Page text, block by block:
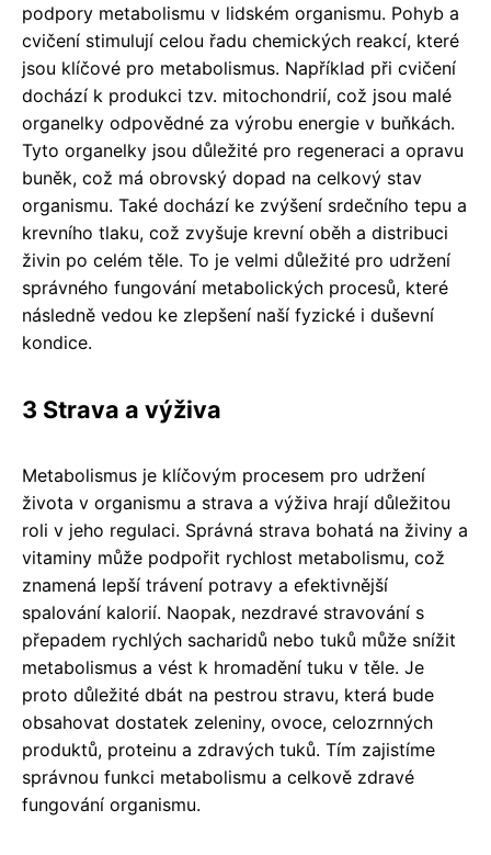
podpory metabolismu v lidském organismu. Pohyb a
cvičení stimulují celou řadu chemických reakcí, které
jsou klíčové pro metabolismus. Například při cvičení
dochází k produkci tzv. mitochondrií, což jsou malé
organelky odpovědné za výrobu energie v buňkách.
Tyto organelky jsou důležité pro regeneraci a opravu
buněk, což má obrovský dopad na celkový stav
organismu. Také dochází ke zvýšení srdečního tepu a
krevního tlaku, což zvyšuje krevní oběh a distribuci
živin po celém těle. To je velmi důležité pro udržení
správného fungování metabolických procesů, které
následně vedou ke zlepšení naší fyzické i duševní
kondice.
3 Strava a výživa
Metabolismus je klíčovým procesem pro udržení
života v organismu a strava a výživa hrají důležitou
roli v jeho regulaci. Správná strava bohatá na živiny a
vitaminy může podpořit rychlost metabolismu, což
znamená lepší trávení potravy a efektivnější
spalování kalorií. Naopak, nezdravé stravování s
přepadem rychlých sacharidů nebo tuků může snížit
metabolismus a vést k hromadění tuku v těle. Je
proto důležité dbát na pestrou stravu, která bude
obsahovat dostatek zeleniny, ovoce, celozrnných
produktů, proteinu a zdravých tuků. Tím zajistíme
správnou funkci metabolismu a celkově zdravé
fungování organismu.